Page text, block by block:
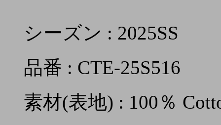
シーズン : 2025SS
品番 : CTE-25S516
素材(表地) : 100％